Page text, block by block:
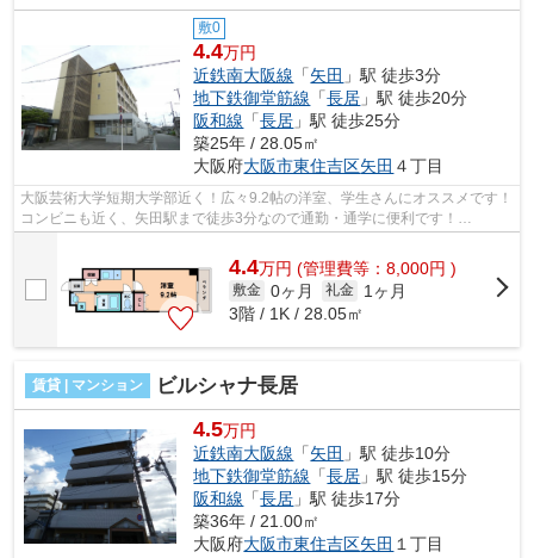
敷0
4.4万円
近鉄南大阪線 「矢田 」駅 徒歩3分
地下鉄御堂筋線 「長居 」駅 徒歩20分
阪和線 「長居 」駅 徒歩25分
築25年 / 28.05㎡
大阪府大阪市東住吉区矢田 ４丁目
大阪芸術大学短期大学部近く！広々9.2帖の洋室、学生さんにオススメです！
コンビニも近く、矢田駅まで徒歩3分なので通勤・通学に便利です！
■□■□■□■□■□■□■□■□■□■□■□■□■□■□■□■□■□■□■...
4.4万円 (管理費等：8,000円 )
敷金 0ヶ月 礼金
1ヶ月
3階 / 1K / 28.05㎡
賃貸 | マンション ビルシャナ長居
4.5万円
近鉄南大阪線 「矢田 」駅 徒歩10分
地下鉄御堂筋線 「長居 」駅 徒歩15分
阪和線 「長居 」駅 徒歩17分
築36年 / 21.00㎡
大阪府大阪市東住吉区矢田 １丁目